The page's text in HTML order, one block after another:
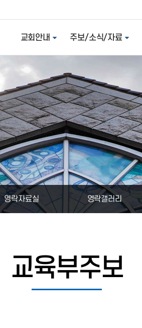
교회안내 주보/소식/자료
영락자료실 영락갤러리
교육부주보